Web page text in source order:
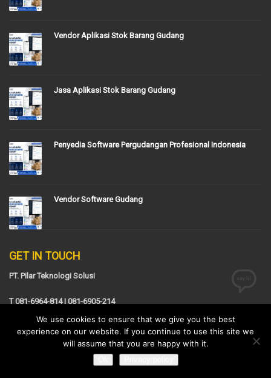
Vendor Aplikasi Stok Barang Gudang
Jasa Aplikasi Stok Barang Gudang
Penyedia Software Pergudangan Profesional Indonesia
Vendor Software Gudang
GET IN TOUCH
PT. Pilar Teknologi Solusi
T 081-6964-814 | 081-6905-214
sales@pilardev.com
ITS Tower, Jl. Raya Pasar Minggu No.18, Kota Jakarta Selatan, Daerah
We use cookies to ensure that we give you the best
experience on our website. If you continue to use this site we
will assume that you are happy with it.